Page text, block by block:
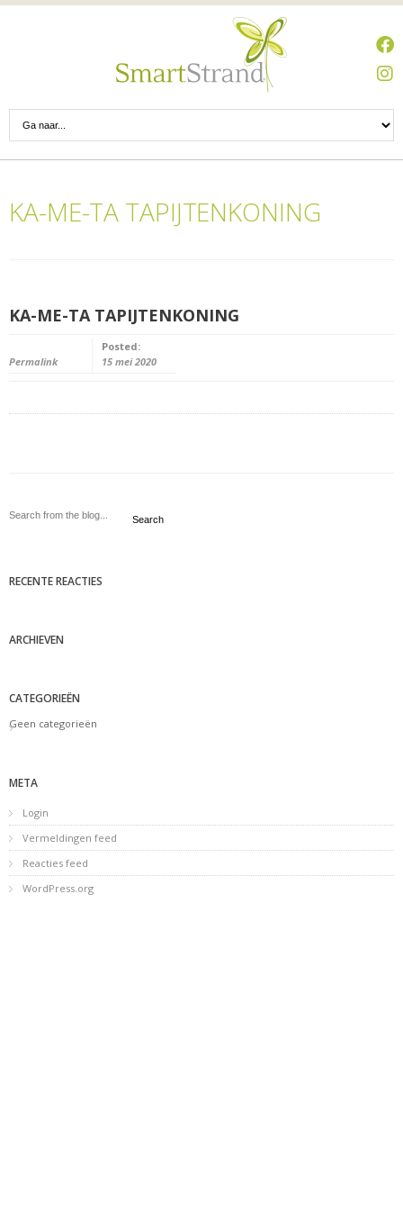
KA-ME-TA TAPIJTENKONING
KA-ME-TA TAPIJTENKONING
Permalink
Posted:
15 mei 2020
Search
RECENTE REACTIES
ARCHIEVEN
CATEGORIEËN
Geen categorieën
META
Login
Vermeldingen feed
Reacties feed
WordPress.org